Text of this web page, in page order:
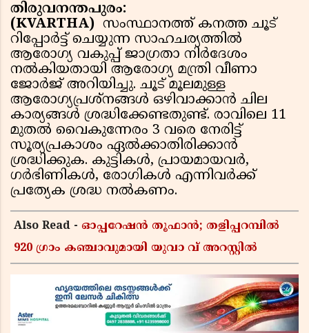
തിരുവനന്തപുരം:
(KVARTHA) സംസ്ഥാനത്ത് കനത്ത ചൂട്
റിപ്പോര്‍ട്ട് ചെയ്യുന്ന സാഹചര്യത്തില്‍
ആരോഗ്യ വകുപ്പ് ജാഗ്രതാ നിര്‍ദേശം
നല്‍കിയതായി ആരോഗ്യ മന്ത്രി വീണാ
ജോര്‍ജ് അറിയിച്ചു. ചൂട് മൂലമുള്ള
ആരോഗ്യപ്രശ്നങ്ങൾ ഒഴിവാക്കാൻ ചില
കാര്യങ്ങൾ ശ്രദ്ധിക്കേണ്ടതുണ്ട്. രാവിലെ 11
മുതൽ വൈകുന്നേരം 3 വരെ നേരിട്ട്
സൂര്യപ്രകാശം ഏൽക്കാതിരിക്കാൻ
ശ്രദ്ധിക്കുക. കുട്ടികൾ, പ്രായമായവർ,
ഗർഭിണികൾ, രോഗികൾ എന്നിവർക്ക്
പ്രത്യേക ശ്രദ്ധ നൽകണം.
Also Read - ഓപ്പറേഷൻ തൂഫാൻ; തളിപ്പറമ്പിൽ
920 ഗ്രാം കഞ്ചാവുമായി യുവാ വ് അറസ്റ്റിൽ